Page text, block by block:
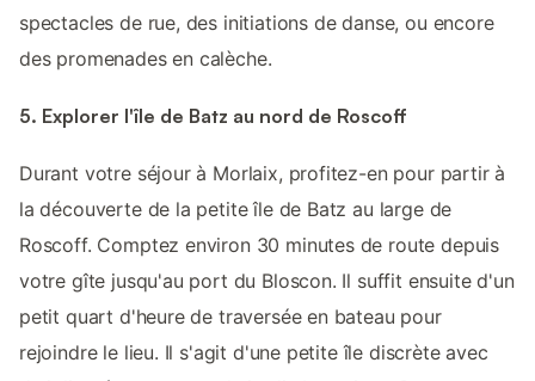
spectacles de rue, des initiations de danse, ou encore
des promenades en calèche.
5. Explorer l'île de Batz au nord de Roscoff
Durant votre séjour à Morlaix, profitez-en pour partir à
la découverte de la petite île de Batz au large de
Roscoff. Comptez environ 30 minutes de route depuis
votre gîte jusqu'au port du Bloscon. Il suffit ensuite d'un
petit quart d'heure de traversée en bateau pour
rejoindre le lieu. Il s'agit d'une petite île discrète avec